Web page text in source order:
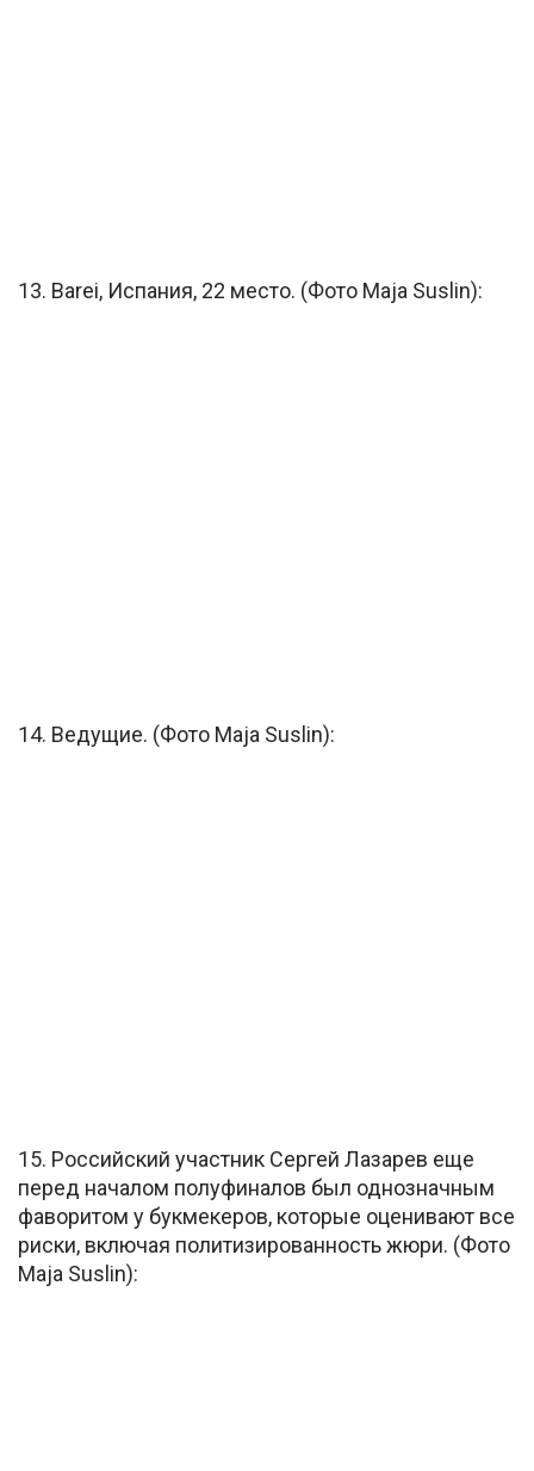
13. Barei, Испания, 22 место. (Фото Maja Suslin):
14. Ведущие. (Фото Maja Suslin):
15. Российский участник Сергей Лазарев еще
перед началом полуфиналов был однозначным
фаворитом у букмекеров, которые оценивают все
риски, включая политизированность жюри. (Фото
Maja Suslin):